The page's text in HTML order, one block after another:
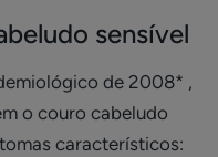
sensível
de 2008* ,
o couro cabeludo
característicos: